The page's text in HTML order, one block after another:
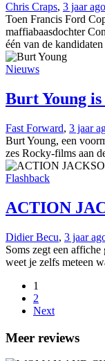
Chris Craps, 3 jaar ago
Toen Francis Ford
maffiabaasdochter
één van de
Nieuws
Burt Young
Fast Forward, 3 jaar
Burt Young, een
zes Rocky-films aan
Flashback
ACTION
Didier Becu, 3 jaar
Soms zegt een
weet je zelfs meteen
1
2
Next
Meer reviews